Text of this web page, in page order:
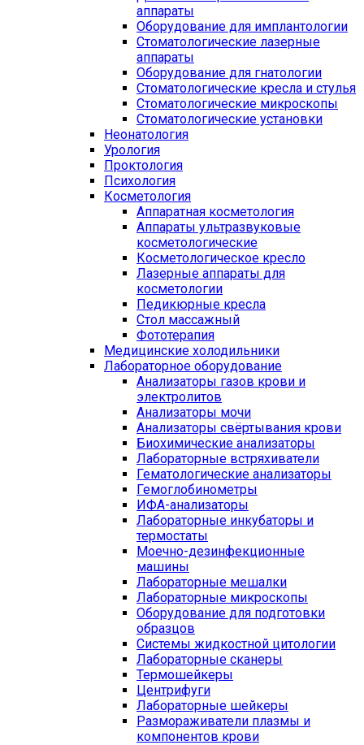
аппараты
Оборудование для имплантологии
Стоматологические лазерные
аппараты
Оборудование для гнатологии
Стоматологические кресла и стулья
Стоматологические микроскопы
Стоматологические установки
Неонатология
Урология
Проктология
Психология
Косметология
Аппаратная косметология
Аппараты ультразвуковые
косметологические
Косметологическое кресло
Лазерные аппараты для
косметологии
Педикюрные кресла
Стол массажный
Фототерапия
Медицинские холодильники
Лабораторное оборудование
Анализаторы газов крови и
электролитов
Анализаторы мочи
Анализаторы свёртывания крови
Биохимические анализаторы
Лабораторные встряхиватели
Гематологические анализаторы
Гемоглобинометры
ИФА-анализаторы
Лабораторные инкубаторы и
термостаты
Моечно-дезинфекционные
машины
Лабораторные мешалки
Лабораторные микроскопы
Оборудование для подготовки
образцов
Системы жидкостной цитологии
Лабораторные сканеры
Термошейкеры
Центрифуги
Лабораторные шейкеры
Размораживатели плазмы и
компонентов крови